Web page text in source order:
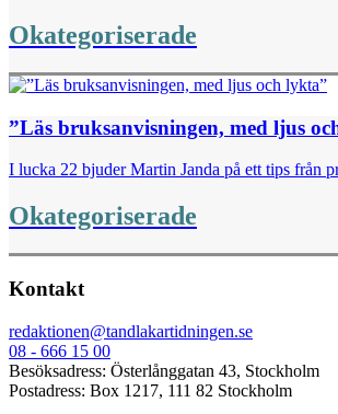
Okategoriserade
”Läs bruksanvisningen, med ljus
I lucka 22 bjuder Martin Janda på ett tips från
Okategoriserade
Kontakt
redaktionen@tandlakartidningen.se
08 - 666 15 00
Besöksadress: Österlånggatan 43, Stockholm
Postadress: Box 1217, 111 82 Stockholm